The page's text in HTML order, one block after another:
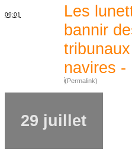
09:01
Les
bannir
navires -
(Permalink)
29 juillet